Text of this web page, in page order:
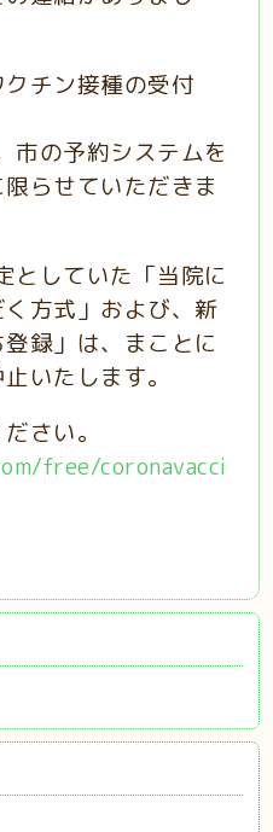
チン接種の受付
市の予約システムを
らせていただきま
していた「当院に
方式」および、新
録」は、まことに
いたします。
さい。
free/coronavacci